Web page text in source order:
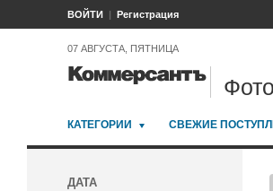
ВОЙТИ Регистрация
07 АВГУСТА, ПЯТНИЦА
Фото
КАТЕГОРИИ СВЕЖИЕ
ДАТА